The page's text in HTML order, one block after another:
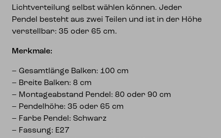
Lichtverteilung selbst wählen können. Jeder
Pendel besteht aus zwei Teilen und ist in der Höhe
verstellbar: 35 oder 65 cm.
Merkmale:
– Gesamtlänge Balken: 100 cm
– Breite Balken: 8 cm
– Montageabstand Pendel: 80 oder 90 cm
– Pendelhöhe: 35 oder 65 cm
– Farbe Pendel: Schwarz
– Fassung: E27